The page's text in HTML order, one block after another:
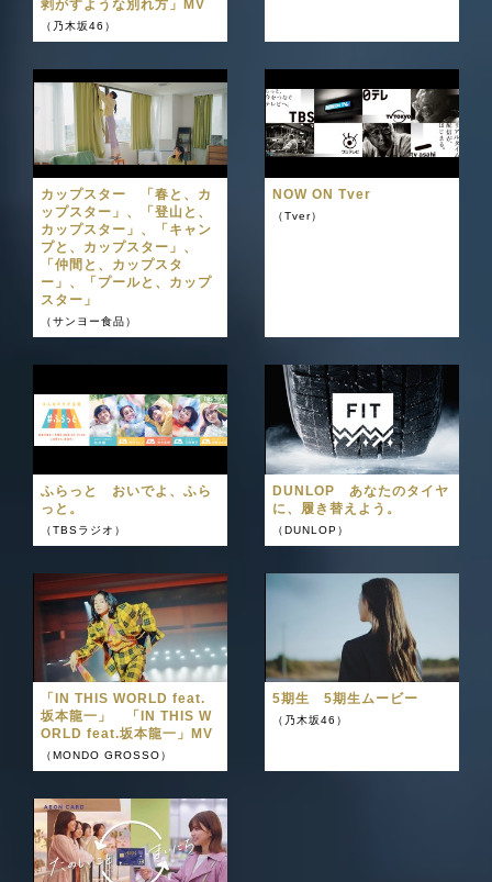
剥がすような別れ方」MV
（乃木坂46）
カップスター 「春と、カ
ップスター」、「登山と、
カップスター」、「キャン
プと、カップスター」、
「仲間と、カップスタ
ー」、「プールと、カップ
スター」
（サンヨー食品）
NOW ON Tver
（Tver）
ふらっと おいでよ、ふら
っと。
（TBSラジオ）
DUNLOP あなたのタイヤ
に、履き替えよう。
（DUNLOP）
「IN THIS WORLD feat.
坂本龍一」 「IN THIS W
ORLD feat.坂本龍一」MV
（MONDO GROSSO）
5期生 5期生ムービー
（乃木坂46）